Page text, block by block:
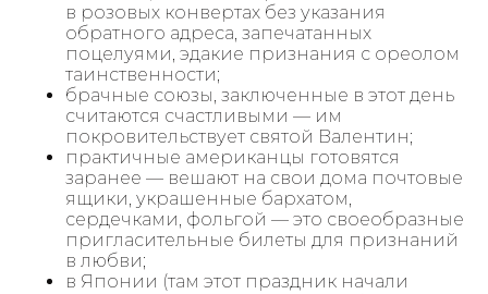
в розовых конвертах без указания
обратного адреса, запечатанных
поцелуями, эдакие признания с ореолом
таинственности;
брачные союзы, заключенные в этот день
считаются счастливыми — им
покровительствует святой Валентин;
практичные американцы готовятся
заранее — вешают на свои дома почтовые
ящики, украшенные бархатом,
сердечками, фольгой — это своеобразные
пригласительные билеты для признаний
в любви;
в Японии (там этот праздник начали